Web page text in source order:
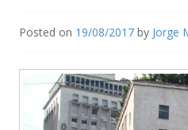
Posted on 19/08/2017 by Jorge